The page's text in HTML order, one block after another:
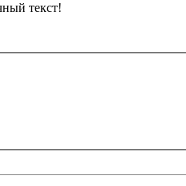
текст!